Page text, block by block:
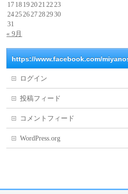
17 18 19 20 21 22 23
24 25 26 27 28 2930
31
« 9月
https://www.facebook.com/
ログイン
投稿フィード
コメントフィード
WordPress.org